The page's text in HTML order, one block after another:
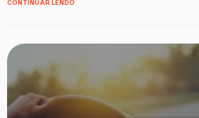
CONTINUAR LENDO